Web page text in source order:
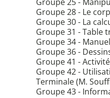
Groupe 28 - Le
Groupe 30 - La
Groupe 31 - Table
Groupe 34 -
Groupe 36 -
Groupe 41 -
Groupe 42 -
Terminale (M.
Groupe 43 -